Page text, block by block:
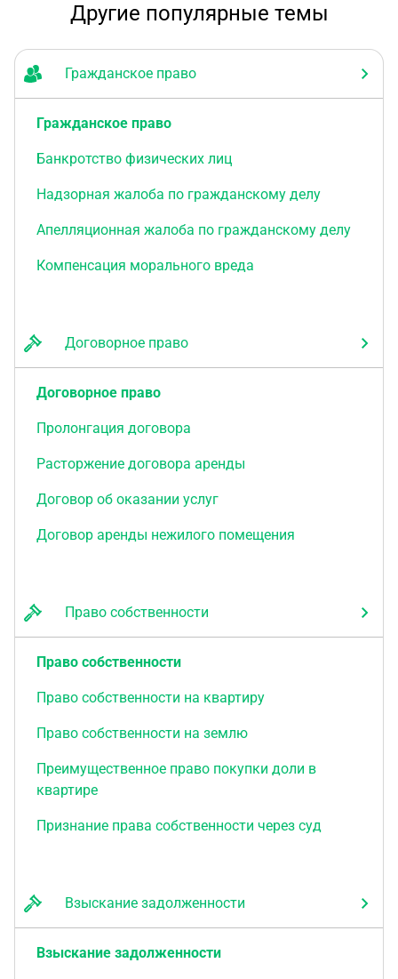
Другие популярные темы
Гражданское право
Гражданское право
Банкротство физических лиц
Надзорная жалоба по гражданскому делу
Апелляционная жалоба по гражданскому делу
Компенсация морального вреда
Договорное право
Договорное право
Пролонгация договора
Расторжение договора аренды
Договор об оказании услуг
Договор аренды нежилого помещения
Право собственности
Право собственности
Право собственности на квартиру
Право собственности на землю
Преимущественное право покупки доли в
квартире
Признание права собственности через суд
Взыскание задолженности
Взыскание задолженности